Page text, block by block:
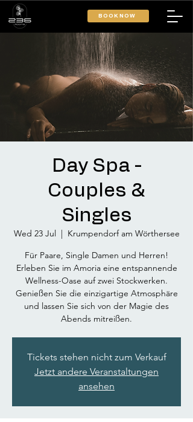
BOOK NOW
Day Spa -
Couples &
Singles
Wed 23 Jul
  |
Krumpendorf am Wörthersee
Für Paare, Single Damen und Herren!
Erleben Sie im Amoria eine entspannende
Wellness-Oase auf zwei Stockwerken.
Genießen Sie die einzigartige Atmosphäre
und lassen Sie sich von der Magie des
Abends mitreißen.
Tickets stehen nicht zum Verkauf
Jetzt andere Veranstaltungen
ansehen